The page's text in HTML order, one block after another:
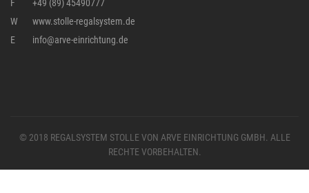
F
+49 (89) 45490777
W
www.stolle-regalsystem.de
E
info@arve-einrichtung.de
© 2018 REGALSYSTEM STOLLE VON ARVE EINRICHTUNG GMBH. ALLE
RECHTE VORBEHALTEN.